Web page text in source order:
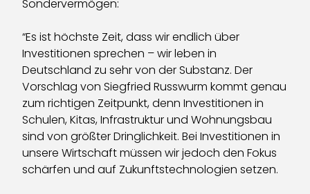
Sondervermögen:
“Es ist höchste Zeit, dass wir endlich über
Investitionen sprechen – wir leben in
Deutschland zu sehr von der Substanz. Der
Vorschlag von Siegfried Russwurm kommt genau
zum richtigen Zeitpunkt, denn Investitionen in
Schulen, Kitas, Infrastruktur und Wohnungsbau
sind von größter Dringlichkeit. Bei Investitionen in
unsere Wirtschaft müssen wir jedoch den Fokus
schärfen und auf Zukunftstechnologien setzen.